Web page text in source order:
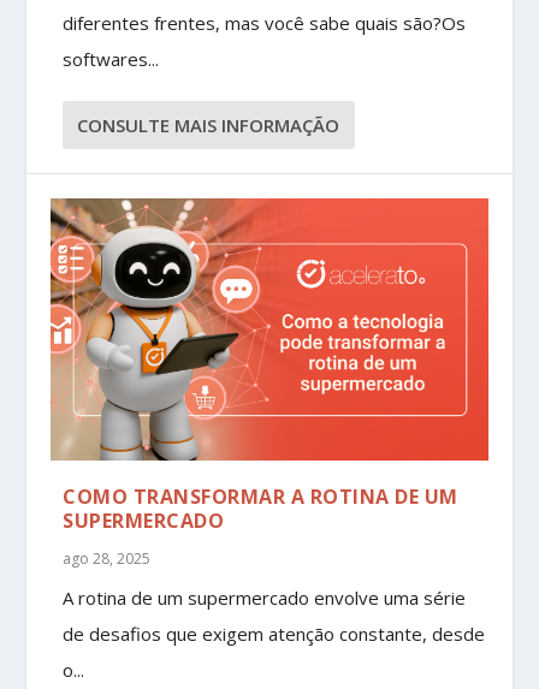
diferentes frentes, mas você sabe quais são?Os
softwares...
CONSULTE MAIS INFORMAÇÃO
COMO TRANSFORMAR A ROTINA DE UM
SUPERMERCADO
ago 28, 2025
A rotina de um supermercado envolve uma série
de desafios que exigem atenção constante, desde
o...